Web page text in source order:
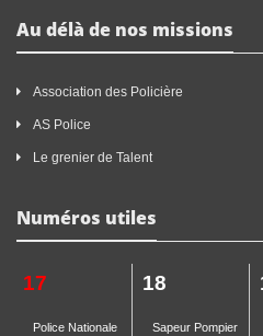
Au délà de nos missions
Association des Policière
AS Police
Le grenier de Talent
Numéros utiles
17
Police Nationale
18
Sapeur Pompier